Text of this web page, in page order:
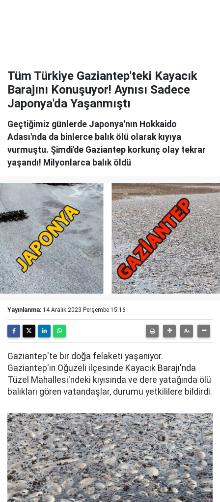
Tüm Türkiye Gaziantep'teki Kayacık
Barajını Konuşuyor! Aynısı Sadece
Japonya'da Yaşanmıştı
Geçtiğimiz günlerde Japonya'nın Hokkaido
Adası'nda da binlerce balık ölü olarak kıyıya
vurmuştu. Şimdi'de Gaziantep korkunç olay tekrar
yaşandı! Milyonlarca balık öldü
Yayınlanma: 14 Aralık 2023 Perşembe 15:16
Gaziantep'te bir doğa felaketi yaşanıyor.
Gaziantep'in Oğuzeli ilçesinde Kayacık Barajı'nda
Tüzel Mahallesi'ndeki kıyısında ve dere yatağında ölü
balıkları gören vatandaşlar, durumu yetkililere bildirdi.